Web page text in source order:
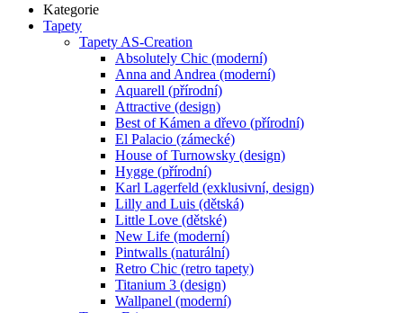
Kategorie
Tapety
Tapety AS-Creation
Absolutely Chic (moderní)
Anna and Andrea (moderní)
Aquarell (přírodní)
Attractive (design)
Best of Kámen a dřevo (přírodní)
El Palacio (zámecké)
House of Turnowsky (design)
Hygge (přírodní)
Karl Lagerfeld (exklusivní, design)
Lilly and Luis (dětská)
Little Love (dětské)
New Life (moderní)
Pintwalls (naturální)
Retro Chic (retro tapety)
Titanium 3 (design)
Wallpanel (moderní)